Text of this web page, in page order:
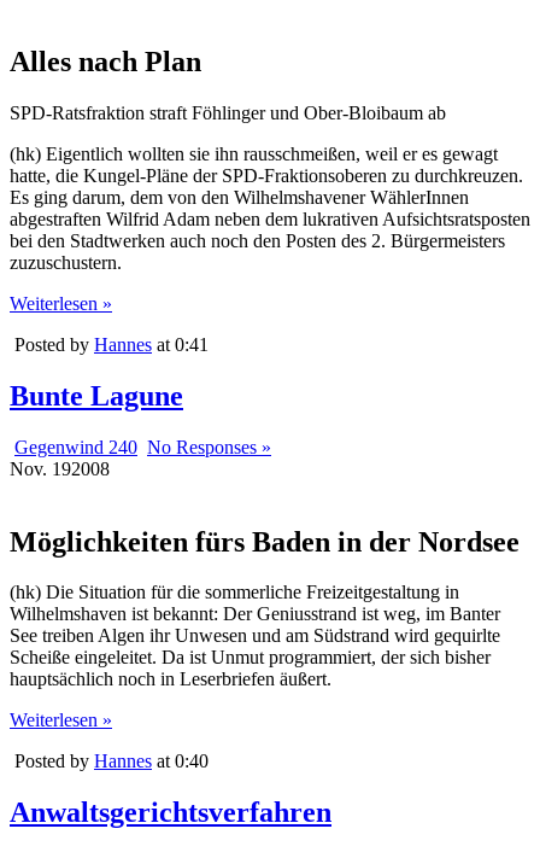
Alles nach Plan
SPD-Ratsfraktion straft Föhlinger und Ober-Bloibaum ab
(hk) Eigentlich wollten sie ihn rausschmeißen, weil er es gewagt
hatte, die Kungel-Pläne der SPD-Fraktionsoberen zu durchkreuzen.
Es ging darum, dem von den Wilhelmshavener WählerInnen
abgestraften Wilfrid Adam neben dem lukrativen Aufsichtsratsposten
bei den Stadtwerken auch noch den Posten des 2. Bürgermeisters
zuzuschustern.
Weiterlesen »
Posted by Hannes at 0:41
Bunte Lagune
Gegenwind 240 No Responses »
Nov. 192008
Möglichkeiten fürs Baden in der Nordsee
(hk) Die Situation für die sommerliche Freizeitgestaltung in
Wilhelmshaven ist bekannt: Der Geniusstrand ist weg, im Banter
See treiben Algen ihr Unwesen und am Südstrand wird gequirlte
Scheiße eingeleitet. Da ist Unmut programmiert, der sich bisher
hauptsächlich noch in Leserbriefen äußert.
Weiterlesen »
Posted by Hannes at 0:40
Anwaltsgerichtsverfahren